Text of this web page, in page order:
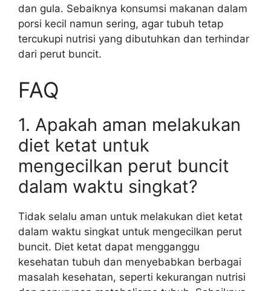
dan gula. Sebaiknya konsumsi makanan dalam
porsi kecil namun sering, agar tubuh tetap
tercukupi nutrisi yang dibutuhkan dan terhindar
dari perut buncit.
FAQ
1. Apakah aman melakukan
diet ketat untuk
mengecilkan perut buncit
dalam waktu singkat?
Tidak selalu aman untuk melakukan diet ketat
dalam waktu singkat untuk mengecilkan perut
buncit. Diet ketat dapat mengganggu
kesehatan tubuh dan menyebabkan berbagai
masalah kesehatan, seperti kekurangan nutrisi